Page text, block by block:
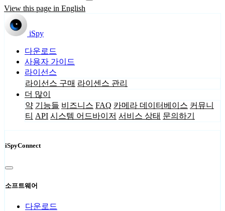
View this page in English
iSpy
다운로드
사용자 가이드
라이선스
라이선스 구매 라이센스 관리
더 많이
약 기능들 비즈니스 FAQ 카메라 데이터베이스 커뮤니
티 API 시스템 어드바이저 서비스 상태 문의하기
iSpyConnect
소프트웨어
다운로드